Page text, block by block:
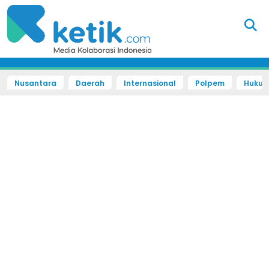
Nusantara Daerah Internasional Polpem